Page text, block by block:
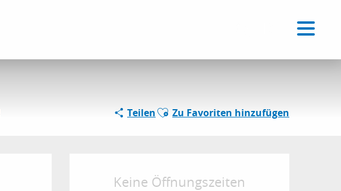
TeilenAjouter aux favoris
Zu Favoriten hinzufügen
Öffnungszeiten &
Keine Öffnungszeiten